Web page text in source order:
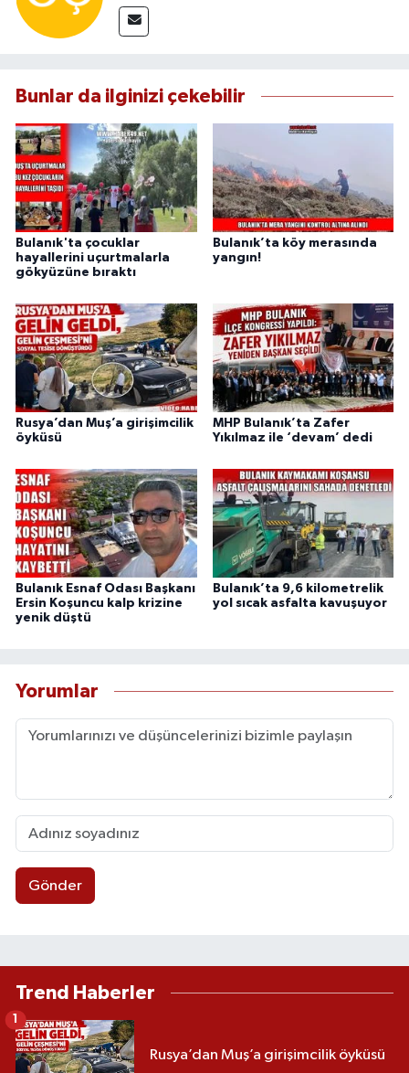
Bunlar da ilginizi çekebilir
Bulanık'ta çocuklar
hayallerini uçurtmalarla
gökyüzüne bıraktı
Bulanık’ta köy merasında
yangın!
Rusya’dan Muş’a girişimcilik
öyküsü
MHP Bulanık’ta Zafer
Yıkılmaz ile ‘devam’ dedi
Bulanık Esnaf Odası Başkanı
Ersin Koşuncu kalp krizine
yenik düştü
Bulanık’ta 9,6 kilometrelik
yol sıcak asfalta kavuşuyor
Yorumlar
Gönder
Trend Haberler
Rusya’dan Muş’a girişimcilik öyküsü
1